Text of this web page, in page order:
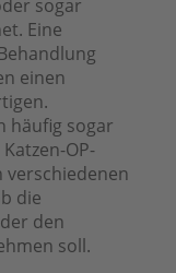
sogar
Eine
einen
häufig sogar
OP-
verschiedenen
die
den
soll.